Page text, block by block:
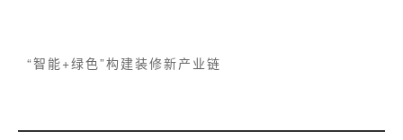
“智能+绿色”构建装修新产业链